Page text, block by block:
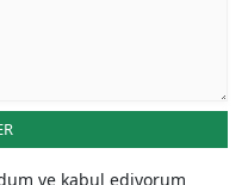
ve kabul ediyorum